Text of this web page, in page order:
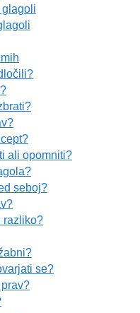
glagoli
ali opomniti?
seboj?
razliko?
se?